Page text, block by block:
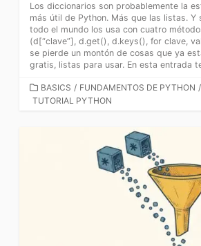
Los diccionarios son probablemente la
más útil de Python. Más que las listas. Y
todo el mundo los usa con cuatro
(d[“clave”], d.get(), d.keys(), for clave,
se pierde un montón de cosas que ya
gratis, listas para usar. En esta entrada
CATEGORÍAS
BASICS / FUNDAMENTOS DE PYTHON /
TUTORIAL PYTHON